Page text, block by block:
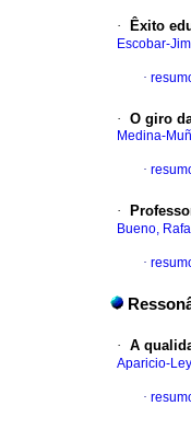
· Êxito
Escobar-
·
· O giro
Medina-
·
·
Bueno,
·
· A
Aparicio-
·